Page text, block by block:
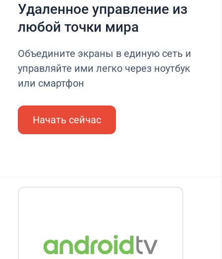
Удаленное управление из
любой точки мира
Объедините экраны в единую сеть и
управляйте ими легко через ноутбук
или смартфон
Начать сейчас